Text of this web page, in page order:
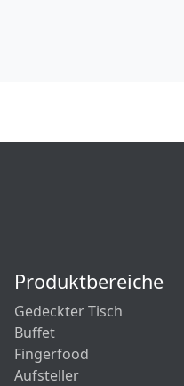
Produktbereiche
Gedeckter Tisch
Buffet
Fingerfood
Aufsteller